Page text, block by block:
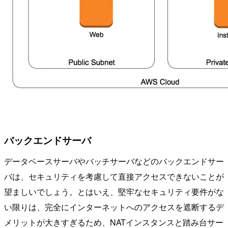
バックエンドサーバ
データベースサーバやバッチサーバなどのバックエンドサー
バは、セキュリティを考慮して直接アクセスできないことが
望ましいでしょう。とはいえ、堅牢なセキュリティ要件がな
い限りは、完全にインターネットへのアクセスを遮断するデ
メリットが大きすぎるため、NATインスタンスと踏み台サー